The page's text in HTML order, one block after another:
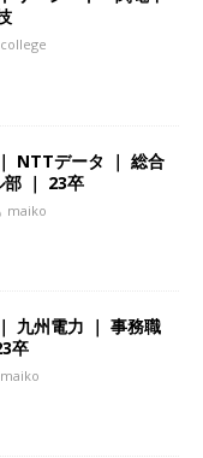
28卒 】世界トップシェア
ーバルメーカー ｜ 年間
28卒 ｜ 東京勤務・転勤な
トとしてクライアントの
休み ｜ データアナリテ
college
NTTデータ ｜ 総合
｜ 23卒
maiko
九州電力 ｜ 事務職
卒
maiko